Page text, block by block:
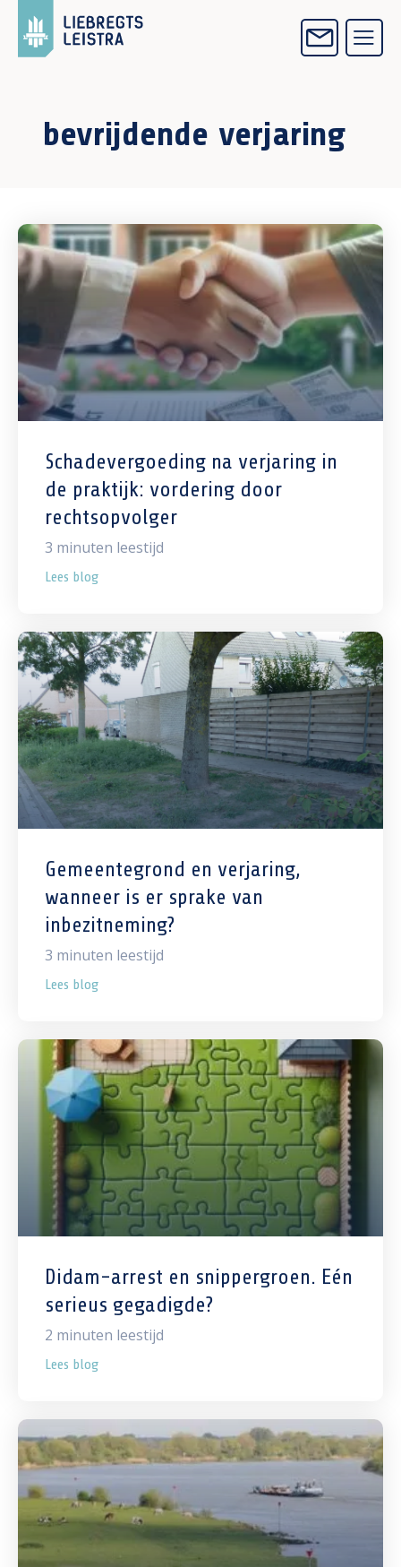
bevrijdende verjaring
Schadevergoeding na verjaring in
de praktijk: vordering door
rechtsopvolger
3 minuten leestijd
Lees blog
Gemeentegrond en verjaring,
wanneer is er sprake van
inbezitneming?
3 minuten leestijd
Lees blog
Didam-arrest en snippergroen. Eén
serieus gegadigde?
2 minuten leestijd
Lees blog